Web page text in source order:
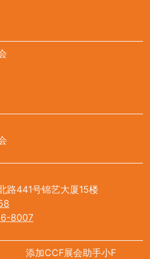
路441号锦艺大厦15楼
8007
添加CCF展会助手小F